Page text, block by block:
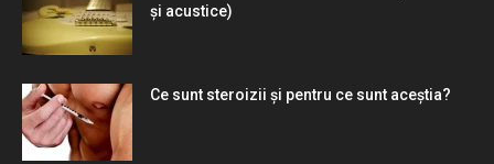
și acustice)
Ce sunt steroizii și pentru ce sunt aceștia?